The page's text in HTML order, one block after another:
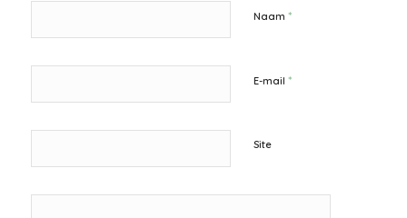
Naam *
E-mail *
Site